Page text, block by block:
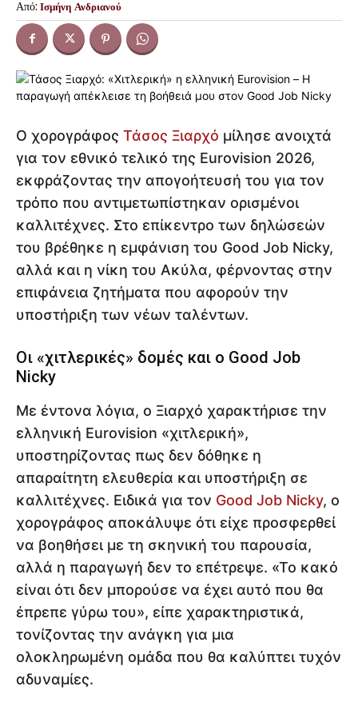
Από: Ισμήνη Ανδριανού
Ο χορογράφος Τάσος Ξιαρχό μίλησε ανοιχτά
για τον εθνικό τελικό της Eurovision 2026,
εκφράζοντας την απογοήτευσή του για τον
τρόπο που αντιμετωπίστηκαν ορισμένοι
καλλιτέχνες. Στο επίκεντρο των δηλώσεών
του βρέθηκε η εμφάνιση του Good Job Nicky,
αλλά και η νίκη του Ακύλα, φέρνοντας στην
επιφάνεια ζητήματα που αφορούν την
υποστήριξη των νέων ταλέντων.
Οι «χιτλερικές» δομές και ο Good Job
Nicky
Με έντονα λόγια, ο Ξιαρχό χαρακτήρισε την
ελληνική Eurovision «χιτλερική»,
υποστηρίζοντας πως δεν δόθηκε η
απαραίτητη ελευθερία και υποστήριξη σε
καλλιτέχνες. Ειδικά για τον Good Job Nicky, ο
χορογράφος αποκάλυψε ότι είχε προσφερθεί
να βοηθήσει με τη σκηνική του παρουσία,
αλλά η παραγωγή δεν το επέτρεψε. «Το κακό
είναι ότι δεν μπορούσε να έχει αυτό που θα
έπρεπε γύρω του», είπε χαρακτηριστικά,
τονίζοντας την ανάγκη για μια
ολοκληρωμένη ομάδα που θα καλύπτει τυχόν
αδυναμίες.